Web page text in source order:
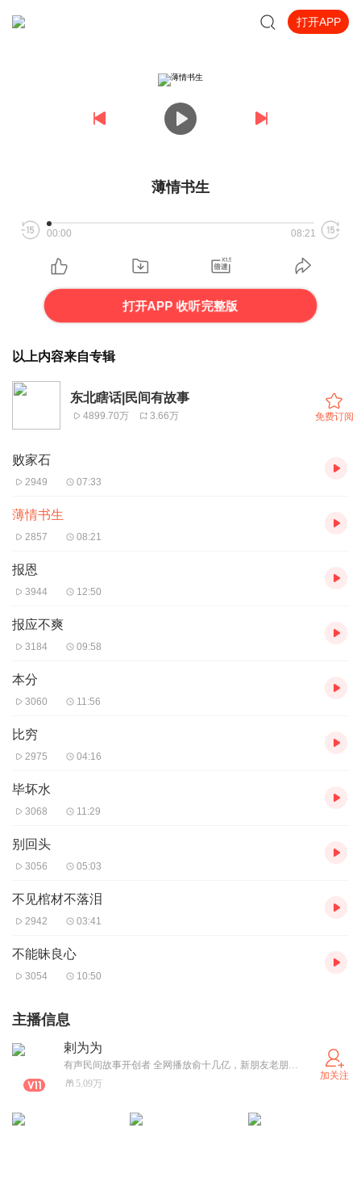
打开APP
薄情书生
00:00 08:21
打开APP 收听完整版
以上内容来自专辑
东北瞎话|民间有故事
4899.70万 3.66万 免费订阅
败家石
2949 07:33
薄情书生
2857 08:21
报恩
3944 12:50
报应不爽
3184 09:58
本分
3060 11:56
比穷
2975 04:16
毕坏水
3068 11:29
别回头
3056 05:03
不见棺材不落泪
2942 03:41
不能昧良心
3054 10:50
主播信息
剌为为
有声民间故事开创者 全网播放俞十几亿，新朋友老朋友谢谢您的捧场
5.09万
加关注